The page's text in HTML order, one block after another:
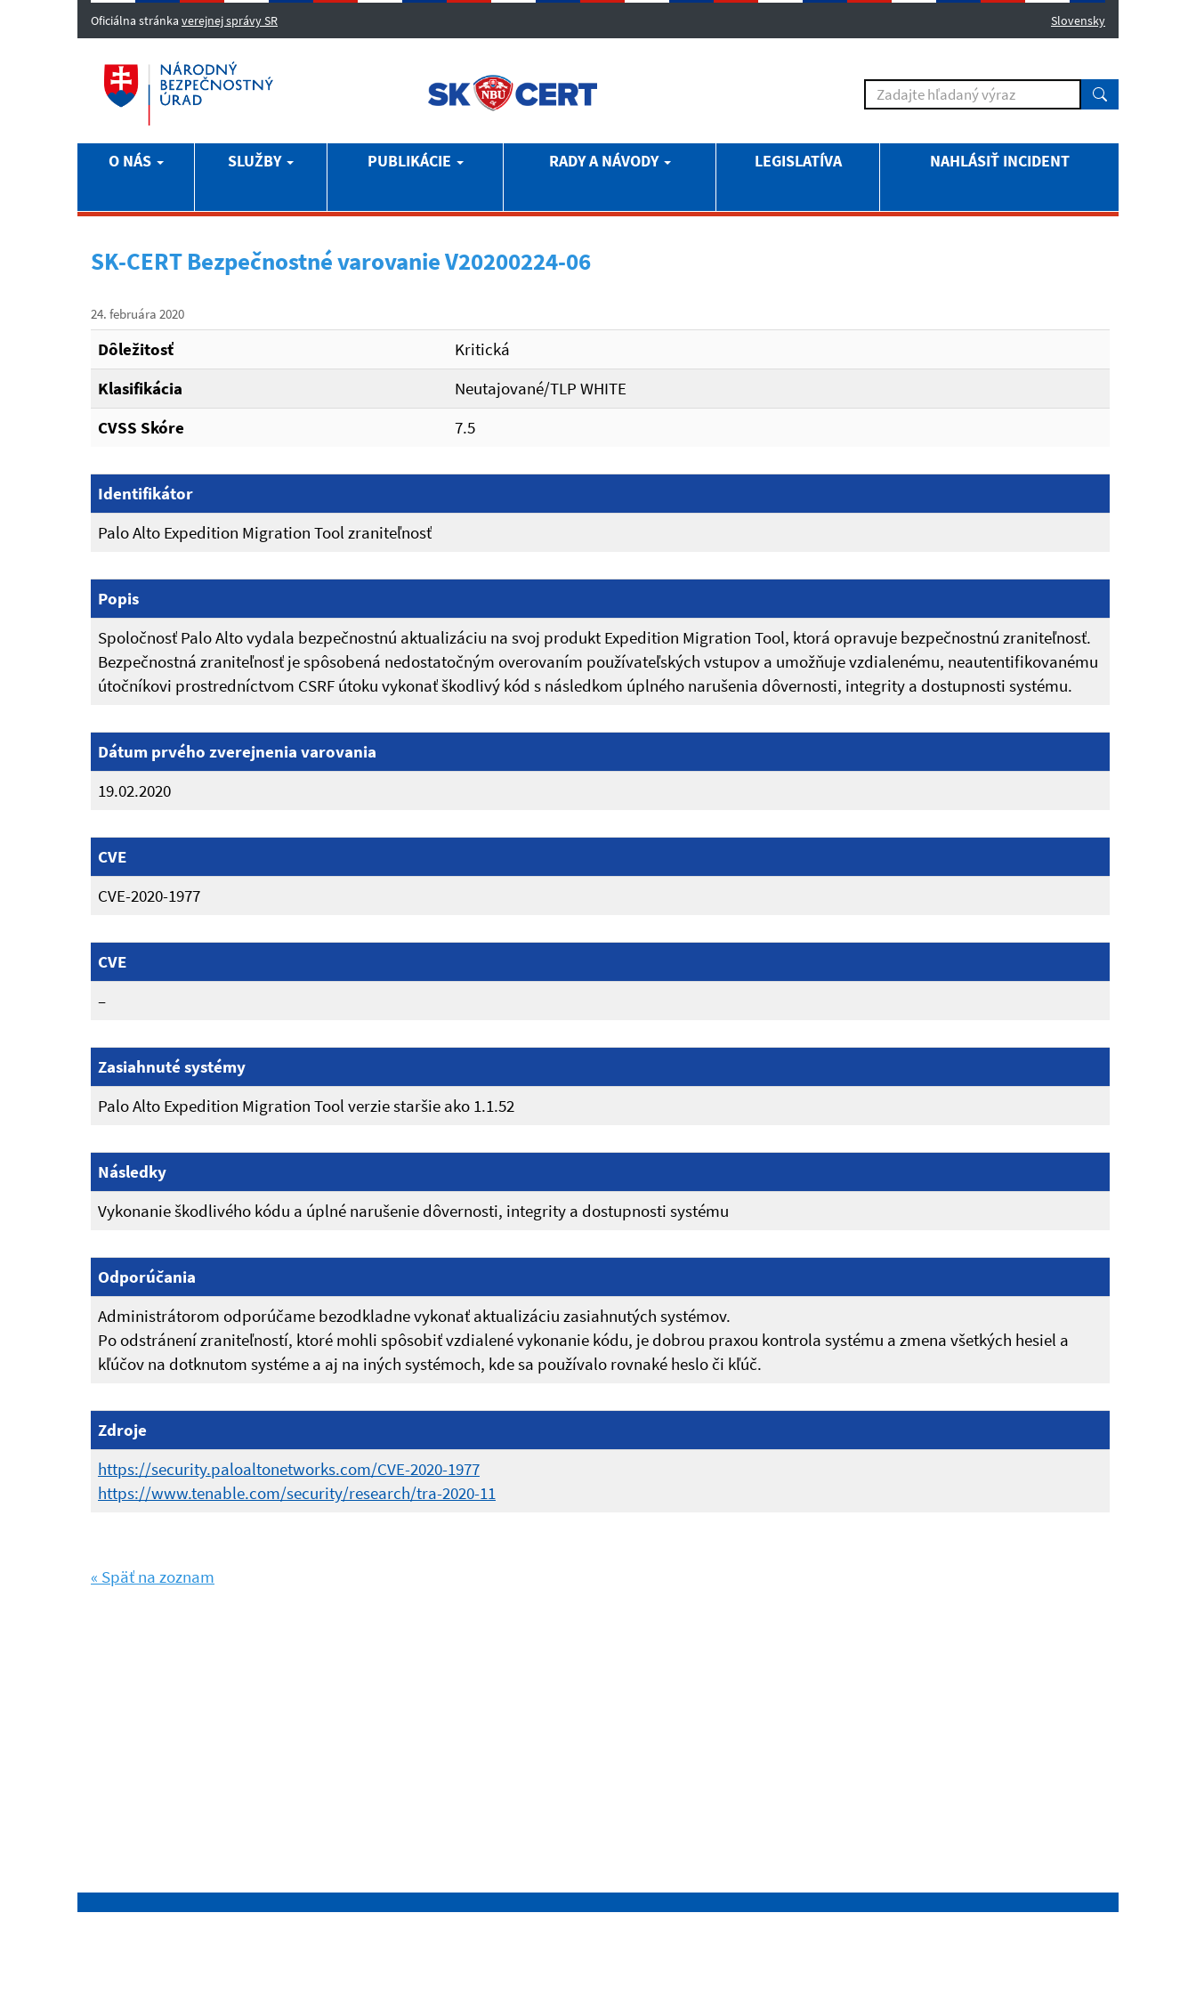
Oficiálna stránka verejnej správy SR Slovensky
O NÁS SLUŽBY PUBLIKÁCIE RADY A NÁVODY LEGISLATÍVA NAHLÁSIŤ INCIDENT
SK-CERT Bezpečnostné varovanie V20200224-06
24. februára 2020
Dôležitosť
Kritická
Klasifikácia
Neutajované/TLP WHITE
CVSS Skóre
7.5
Identifikátor
Palo Alto Expedition Migration Tool zraniteľnosť
Popis
Spoločnosť Palo Alto vydala bezpečnostnú aktualizáciu na svoj produkt Expedition Migration Tool, ktorá opravuje bezpečnostnú zraniteľnosť.
Bezpečnostná zraniteľnosť je spôsobená nedostatočným overovaním používateľských vstupov a umožňuje vzdialenému, neautentifikovanému
útočníkovi prostredníctvom CSRF útoku vykonať škodlivý kód s následkom úplného narušenia dôvernosti, integrity a dostupnosti systému.
Dátum prvého zverejnenia varovania
19.02.2020
CVE
CVE-2020-1977
CVE
–
Zasiahnuté systémy
Palo Alto Expedition Migration Tool verzie staršie ako 1.1.52
Následky
Vykonanie škodlivého kódu a úplné narušenie dôvernosti, integrity a dostupnosti systému
Odporúčania
Administrátorom odporúčame bezodkladne vykonať aktualizáciu zasiahnutých systémov.
Po odstránení zraniteľností, ktoré mohli spôsobiť vzdialené vykonanie kódu, je dobrou praxou kontrola systému a zmena všetkých hesiel a
kľúčov na dotknutom systéme a aj na iných systémoch, kde sa používalo rovnaké heslo či kľúč.
Zdroje
https://security.paloaltonetworks.com/CVE-2020-1977
https://www.tenable.com/security/research/tra-2020-11
« Späť na zoznam